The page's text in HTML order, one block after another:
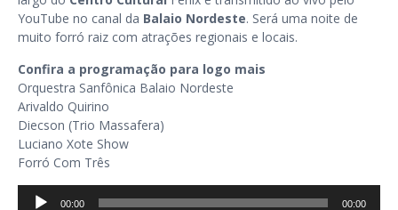
YouTube no canal da Balaio Nordeste. Será uma noite de
muito forró raiz com atrações regionais e locais.
Confira a programação para logo mais
Orquestra Sanfônica Balaio Nordeste
Arivaldo Quirino
Diecson (Trio Massafera)
Luciano Xote Show
Forró Com Três
Tocador
00:00 00:00